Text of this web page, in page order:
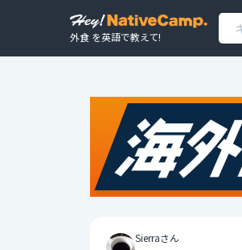
外食 を英語で教えて!
Sierraさん